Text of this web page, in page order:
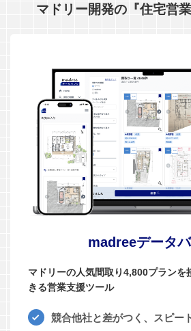
マドリー開発の『住宅営
madreeデータ
マドリーの人気間取り4,800プランを
きる営業支援ツール
競合他社と差がつく、スピー